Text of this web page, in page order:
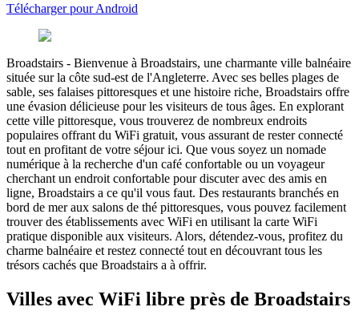
Télécharger pour Android
Broadstairs - Bienvenue à Broadstairs, une charmante ville balnéaire
située sur la côte sud-est de l'Angleterre. Avec ses belles plages de
sable, ses falaises pittoresques et une histoire riche, Broadstairs offre
une évasion délicieuse pour les visiteurs de tous âges. En explorant
cette ville pittoresque, vous trouverez de nombreux endroits
populaires offrant du WiFi gratuit, vous assurant de rester connecté
tout en profitant de votre séjour ici. Que vous soyez un nomade
numérique à la recherche d'un café confortable ou un voyageur
cherchant un endroit confortable pour discuter avec des amis en
ligne, Broadstairs a ce qu'il vous faut. Des restaurants branchés en
bord de mer aux salons de thé pittoresques, vous pouvez facilement
trouver des établissements avec WiFi en utilisant la carte WiFi
pratique disponible aux visiteurs. Alors, détendez-vous, profitez du
charme balnéaire et restez connecté tout en découvrant tous les
trésors cachés que Broadstairs a à offrir.
Villes avec WiFi libre près de Broadstairs